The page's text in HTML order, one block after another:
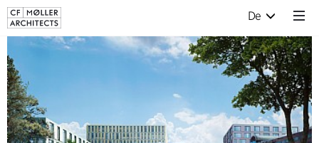
De